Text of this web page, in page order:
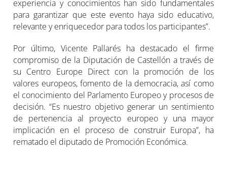
experiencia y conocimientos han sido fundamentales
para garantizar que este evento haya sido educativo,
relevante y enriquecedor para todos los participantes”.
Por último, Vicente Pallarés ha destacado el firme
compromiso de la Diputación de Castellón a través de
su Centro Europe Direct con la promoción de los
valores europeos, fomento de la democracia, así como
el conocimiento del Parlamento Europeo y procesos de
decisión. “Es nuestro objetivo generar un sentimiento
de pertenencia al proyecto europeo y una mayor
implicación en el proceso de construir Europa”, ha
rematado el diputado de Promoción Económica.